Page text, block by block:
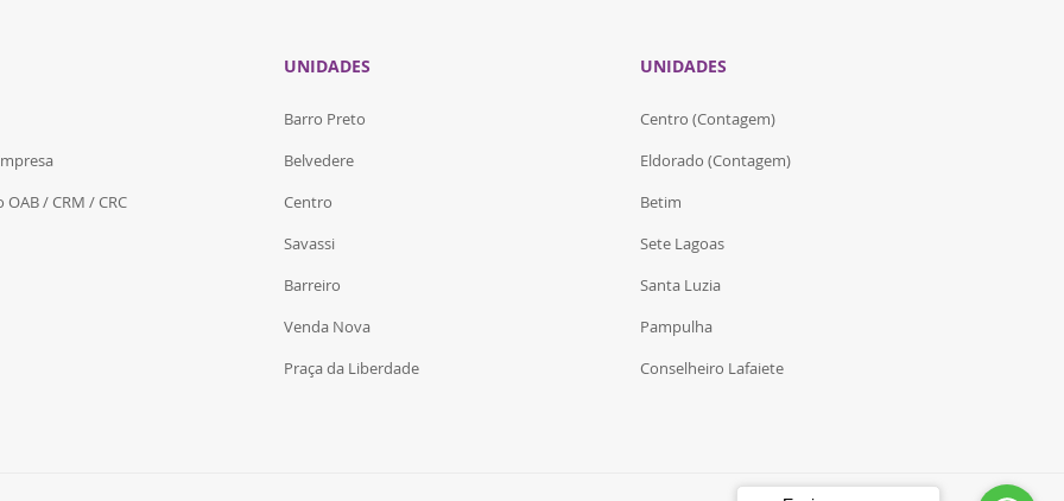
/ CRM / CRC
UNIDADES
Barro Preto
Belvedere
Centro
Savassi
Barreiro
Venda Nova
Praça da Liberdade
UNIDADES
Centro (Contagem)
Eldorado (Contagem)
Betim
Sete Lagoas
Santa Luzia
Pampulha
Conselheiro Lafaiete